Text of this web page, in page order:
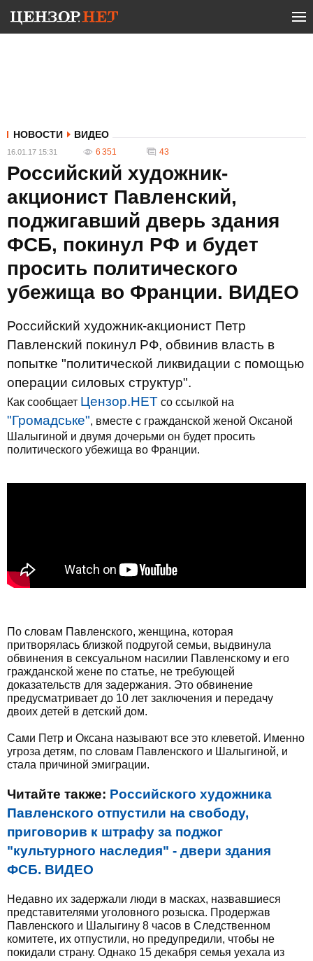
НОВОСТИ ВИДЕО
16.01.17 15:31 6 351 43
Российский художник-
акционист Павленский,
поджигавший дверь здания
ФСБ, покинул РФ и будет
просить политического
убежища во Франции. ВИДЕО
Российский художник-акционист Петр
Павленский покинул РФ, обвинив власть в
попытке "политической ликвидации с помощью
операции силовых структур".
Как сообщает Цензор.НЕТ со ссылкой на
"Громадське", вместе с гражданской женой Оксаной
Шалыгиной и двумя дочерьми он будет просить
политического убежища во Франции.
По словам Павленского, женщина, которая
притворялась близкой подругой семьи, выдвинула
обвинения в сексуальном насилии Павленскому и его
гражданской жене по статье, не требующей
доказательств для задержания. Это обвинение
предусматривает до 10 лет заключения и передачу
двоих детей в детский дом.
Сами Петр и Оксана называют все это клеветой. Именно
угроза детям, по словам Павленского и Шалыгиной, и
стала причиной эмиграции.
Читайте также: Российского художника
Павленского отпустили на свободу,
приговорив к штрафу за поджог
"культурного наследия" - двери здания
ФСБ. ВИДЕО
Недавно их задержали люди в масках, назвавшиеся
представителями уголовного розыска. Продержав
Павленского и Шалыгину 8 часов в Следственном
комитете, их отпустили, но предупредили, чтобы не
покидали страну. Однако 15 декабря семья уехала из